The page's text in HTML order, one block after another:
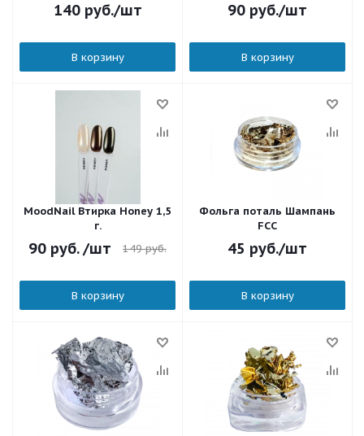
140руб./шт
В корзину
90 руб./шт
В корзину
MoodNail Втирка Honey 1,5
г.
90 руб. /шт 149руб.
В корзину
Фольга поталь Шампань
FCC
45 руб./шт
В корзину